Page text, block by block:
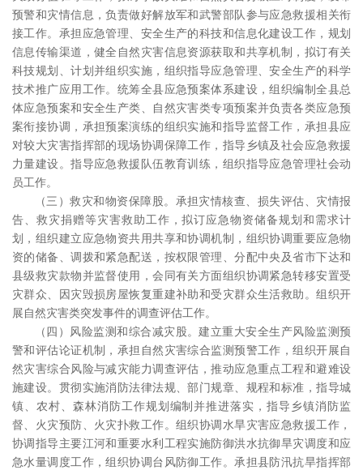
预警和灾情信息，负责做好解放军和武警部队参与应急救援相关衔
接工作。承担应急管理、安全生产的科技和信息化建设工作，规划
信息传输渠道，健全自然灾害信息资源获取和共享机制，拟订有关
科技规划、计划并组织实施，组织指导应急管理、安全生产的科学
技术推广应用工作。统筹全县应急预案体系建设，组织编制全县总
体应急预案和安全生产类、自然灾害类专项预案并负责各类应急预
案衔接协调，承担预案演练的组织实施和指导监督工作，承担县应
对较大灾害指挥部的现场协调保障工作，指导乡镇及社会应急救援
力量建设。指导应急救援队伍教育训练，组织指导应急管理社会动
员工作。
（三）救灾和物资保障股。承担灾情核查、损失评估、灾情报
告、救灾捐赠等灾害救助工作，拟订应急物资储备规划和需求计
划，组织建立应急物资共用共享和协调机制，组织协调重要应急物
资的储备、调拨和紧急配送，按权限管理、分配中央及省市下达和
县级救灾款物并监督使用，会同有关方面组织协调紧急转移安置受
灾群众、因灾毁损房屋恢复重建补助和受灾群众生活救助。组织开
展自然灾害类突发事件的调查评估工作。
（四）风险监测和综合减灾股。建立重大安全生产风险监测预
警和评估论证机制，承担自然灾害综合监测预警工作，组织开展自
然灾害综合风险与减灾能力调查评估，推动应急重点工程和避难设
施建设。贯彻实施消防法律法规、部门规章、规程和标准，指导城
镇、农村、森林消防工作规划编制并推进落实，指导乡镇消防监
督、火灾预防、火灾扑救工作。组织协调水旱灾害应急救援工作，
协调指导主要江河和重要水利工程实施防御洪水抗御旱灾调度和应
急水量调度工作，组织协调台风防御工作。承担县防汛抗旱指挥部